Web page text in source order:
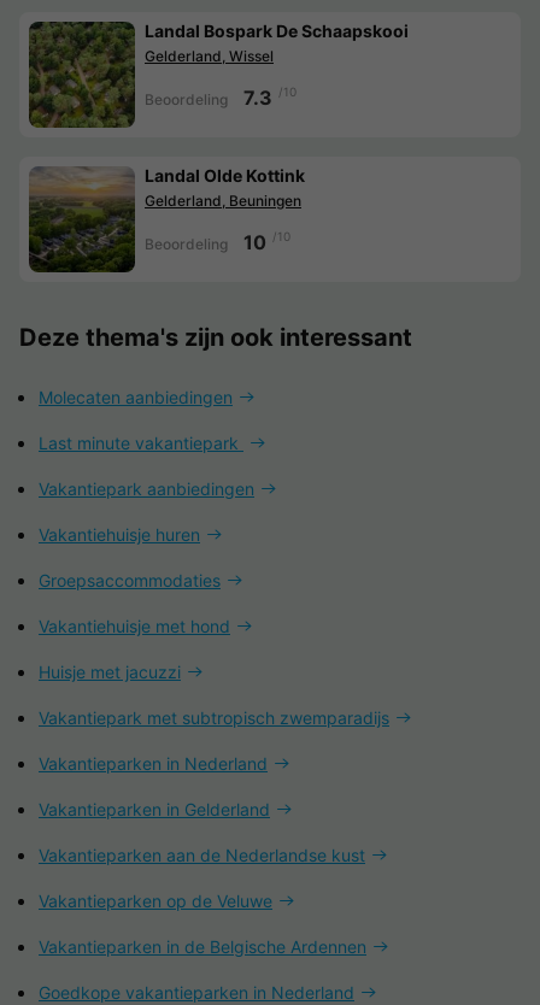
Landal Bospark De Schaapskooi
Gelderland, Wissel
Beoordeling 7.3 /10
Landal Olde Kottink
Gelderland, Beuningen
Beoordeling 10 /10
Deze thema's zijn ook interessant
Molecaten aanbiedingen
Last minute vakantiepark
Vakantiepark aanbiedingen
Vakantiehuisje huren
Groepsaccommodaties
Vakantiehuisje met hond
Huisje met jacuzzi
Vakantiepark met subtropisch zwemparadijs
Vakantieparken in Nederland
Vakantieparken in Gelderland
Vakantieparken aan de Nederlandse kust
Vakantieparken op de Veluwe
Vakantieparken in de Belgische Ardennen
Goedkope vakantieparken in Nederland